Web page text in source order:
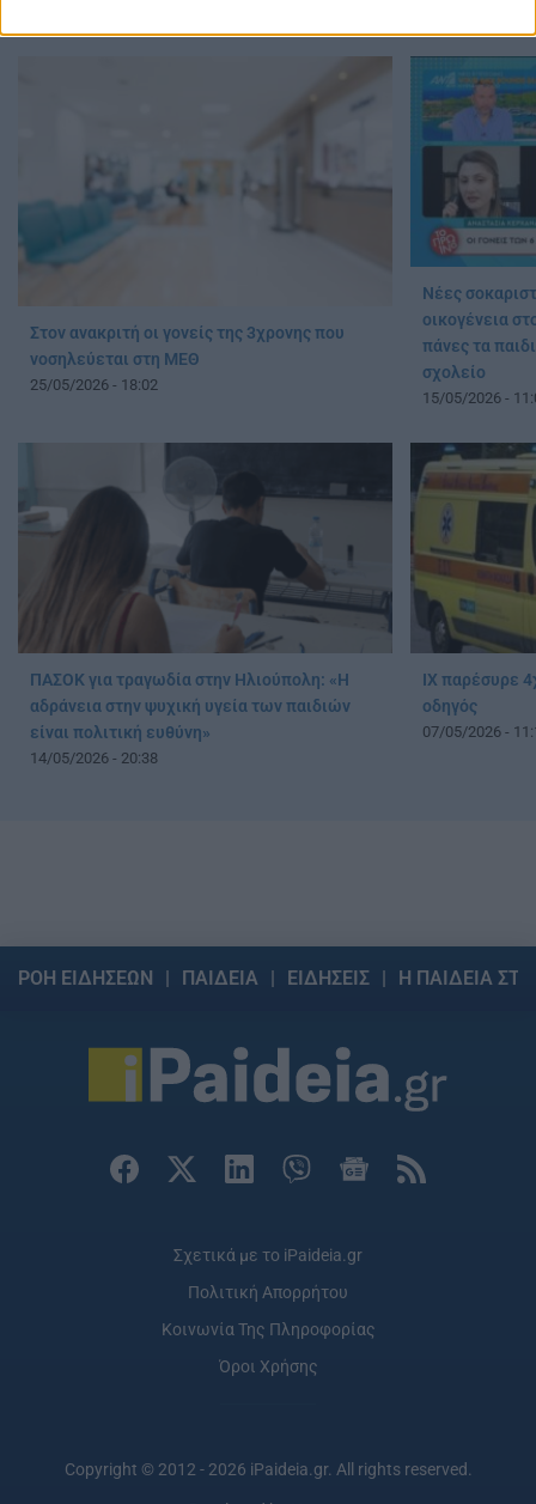
Στον ανακριτή οι γονείς της 3χρονης που
νοσηλεύεται στη ΜΕΘ
25/05/2026 - 18:02
Νέες
οικογένεια
πάνες τα
σχολείο
15/05/2026 -
ΠΑΣΟΚ για τραγωδία στην Ηλιούπολη: «Η
αδράνεια στην ψυχική υγεία των παιδιών
είναι πολιτική ευθύνη»
14/05/2026 - 20:38
ΙΧ παρέσυρε
οδηγός
07/05/2026 -
ΡΟΗ ΕΙΔΗΣΕΩΝ ΠΑΙΔΕΙΑ ΕΙΔΗΣΕΙΣ Η ΠΑΙΔΕΙΑ
Σχετικά με το iPaideia.gr
Πολιτική Απορρήτου
Κοινωνία Της Πληροφορίας
Όροι Χρήσης
Copyright © 2012 - 2026 iPaideia.gr. All rights reserved.